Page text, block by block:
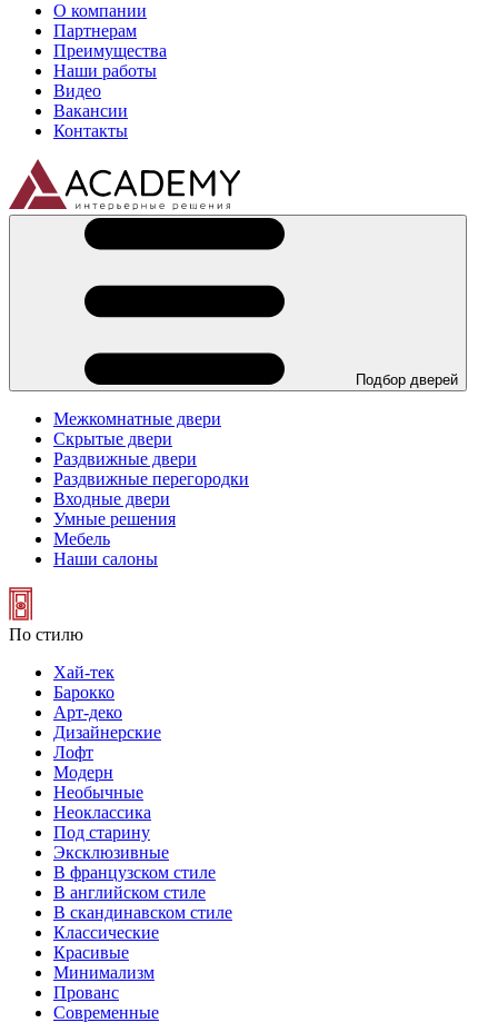
О компании
Партнерам
Преимущества
Наши работы
Видео
Вакансии
Контакты
Подбор дверей
Межкомнатные двери
Скрытые двери
Раздвижные двери
Раздвижные перегородки
Входные двери
Умные решения
Мебель
Наши салоны
По стилю
Хай-тек
Барокко
Арт-деко
Дизайнерские
Лофт
Модерн
Необычные
Неоклассика
Под старину
Эксклюзивные
В французском стиле
В английском стиле
В скандинавском стиле
Классические
Красивые
Минимализм
Прованс
Современные